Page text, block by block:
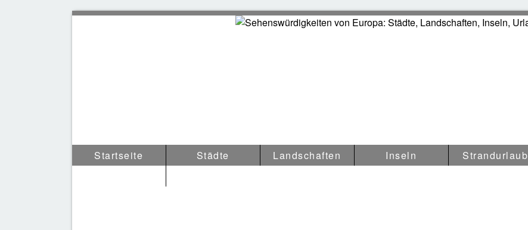
Sehenswürdigkeiten in Europa
Startseite Städte Landschaften Inseln Strandurlaub